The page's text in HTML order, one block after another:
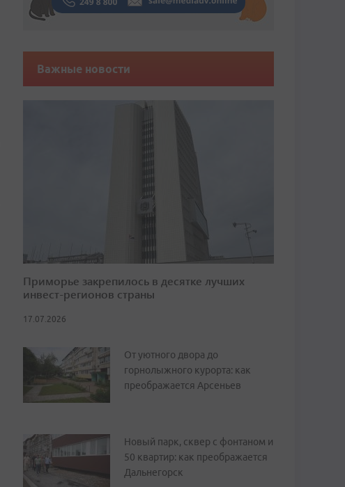
Важные новости
Приморье закрепилось в десятке лучших
инвест-регионов страны
17.07.2026
От уютного двора до
горнолыжного курорта: как
преображается Арсеньев
Новый парк, сквер с фонтаном и
50 квартир: как преображается
Дальнегорск